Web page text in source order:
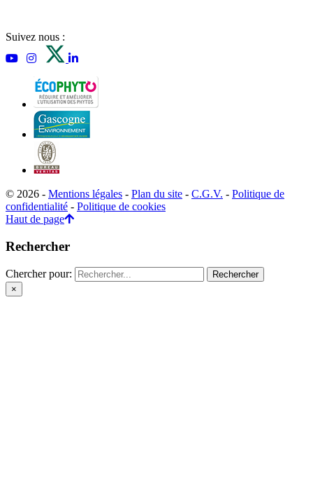
Suivez nous :
© 2026 - Mentions légales - Plan du site - C.G.V. - Politique de
confidentialité - Politique de cookies
Haut de page
Rechercher
Chercher pour:
×